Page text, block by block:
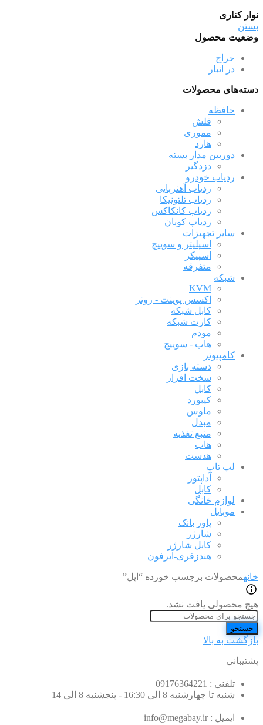
نوار کناری
بستن
وضعیت محصول
حراج
در انبار
دسته‌های محصولات
حافظه
فلش
مموری
هارد
دوربین مدار بسته
دزدگیر
ردیاب خودرو
ردیاب آهنربایی
ردیاب تلتونیکا
ردیاب کانکاکس
ردیاب کوبان
سایر تجهیزات
اسپلیتر و سوییچ
اسپیکر
متفرقه
شبکه
KVM
اکسس پوینت - روتر
کابل شبکه
کارت شبکه
مودم
هاب - سوییچ
کامپیوتر
دسته بازی
سخت افزار
کابل
کیبورد
ماوس
مبدل
منبع تغذیه
هاب
هدست
لپ تاپ
آداپتور
کابل
لوازم خانگی
موبایل
پاور بانک
شارژر
کابل شارژر
هندزفری-ایرفون
خانهمحصولات برچسب خورده “اپل”
هیچ محصولی یافت نشد.
جستجو
بازگشت به بالا
پشتیبانی
تلفنی : 09176364221
شنبه تا چهارشنبه 8 الی 16:30 - پنجشنبه 8 الی 14
ایمیل : info@megabay.ir